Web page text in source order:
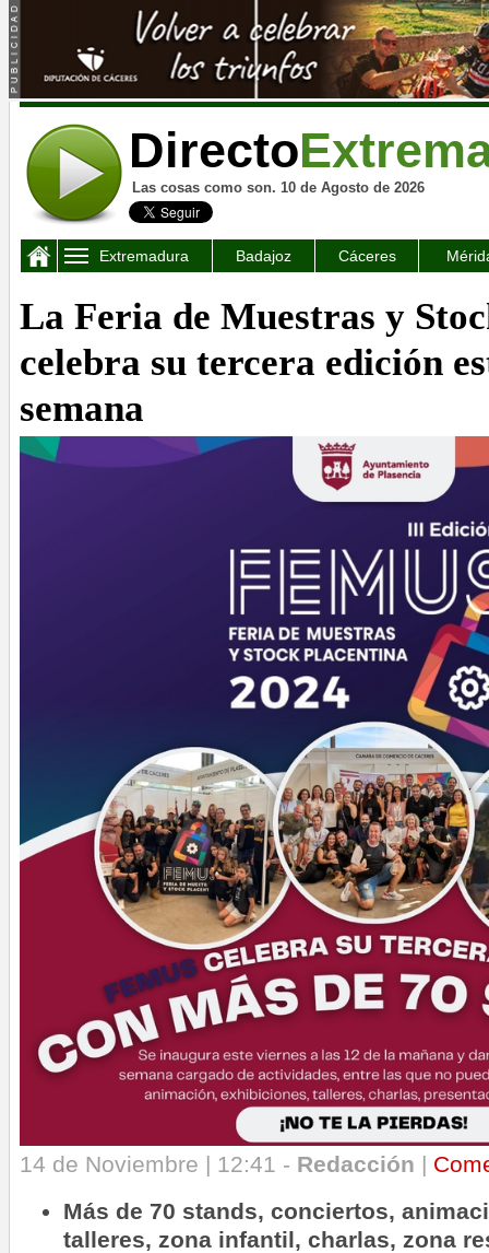
Directo
Las cosas como son. 10 de Agosto de 2026
Extremadura Badajoz Cáceres
La Feria de Muestras y
celebra su tercera edición
semana
14 de Noviembre | 12:41 - Redacción |
Más de 70 stands, conciertos,
talleres, zona infantil, charlas, zona